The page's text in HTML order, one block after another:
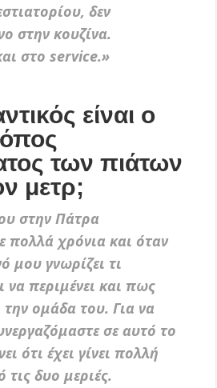
δεν
στην κουζίνα.
στο service.»
είναι ο
των πιάτων
μετρ;
στην Πάτρα
πολλά χρόνια και όταν
μου γνωρίζει τι
να περιμένει και πως
την ομάδα του. Για να
σε αυτό το
ότι έχει γίνει πολλή
τις δυο μεριές.